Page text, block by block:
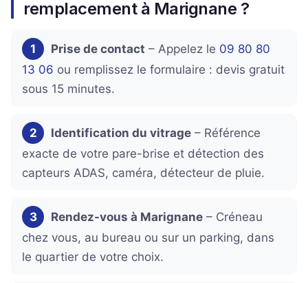
remplacement à Marignane ?
1 Prise de contact – Appelez le 09 80 80
13 06 ou remplissez le formulaire : devis gratuit
sous 15 minutes.
2 Identification du vitrage – Référence
exacte de votre pare-brise et détection des
capteurs ADAS, caméra, détecteur de pluie.
3 Rendez-vous à Marignane – Créneau
chez vous, au bureau ou sur un parking, dans
le quartier de votre choix.